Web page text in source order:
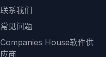
联系我们
常见问题
Companies House软件供
应商